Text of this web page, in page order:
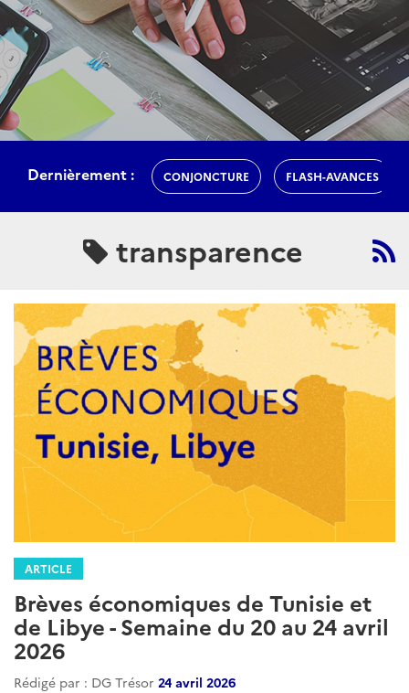
Dernièrement : CONJONCTURE FLASH-AVANCES
transparence
ARTICLE
Brèves économiques de Tunisie et
de Libye - Semaine du 20 au 24 avril
2026
Rédigé par : DG Trésor 24 avril 2026